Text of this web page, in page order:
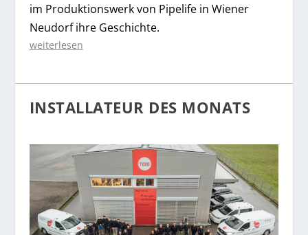
im Produktionswerk von Pipelife in Wiener
Neudorf ihre Geschichte.
weiterlesen
INSTALLATEUR DES MONATS